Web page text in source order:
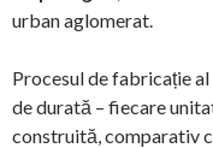
urban aglomerat.
Procesul de fabricație
de durată – fiecare
construită, comparativ